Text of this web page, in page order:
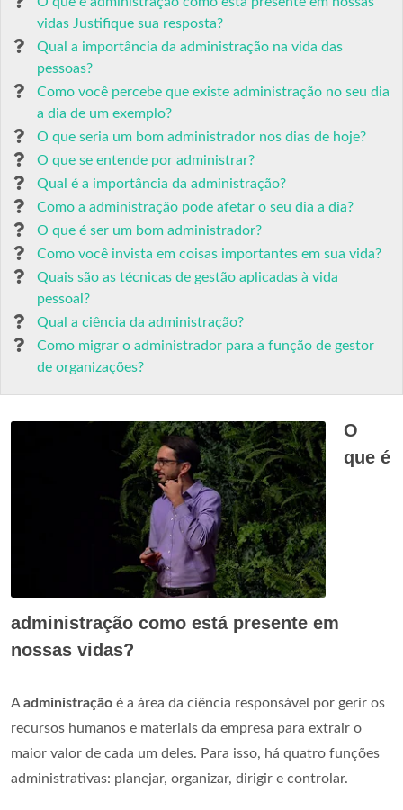
vidas Justifique sua resposta?
Qual a importância da administração na vida das
pessoas?
Como você percebe que existe administração no seu dia
a dia de um exemplo?
O que seria um bom administrador nos dias de hoje?
O que se entende por administrar?
Qual é a importância da administração?
Como a administração pode afetar o seu dia a dia?
O que é ser um bom administrador?
Como você invista em coisas importantes em sua vida?
Quais são as técnicas de gestão aplicadas à vida
pessoal?
Qual a ciência da administração?
Como migrar o administrador para a função de gestor
de organizações?
O
que é
administração como está presente em
nossas vidas?
Aadministração é a área da ciência responsável por gerir os
recursos humanos e materiais da empresa para extrair o
maior valor de cada um deles. Para isso, há quatro funções
administrativas: planejar, organizar, dirigir e controlar.